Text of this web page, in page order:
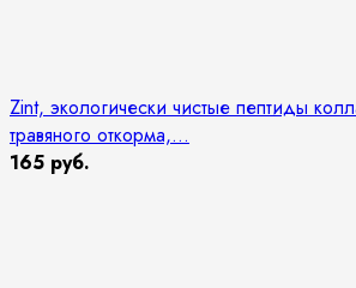
Zint, экологически чистые пептиды
травяного откорма,...
165 руб.